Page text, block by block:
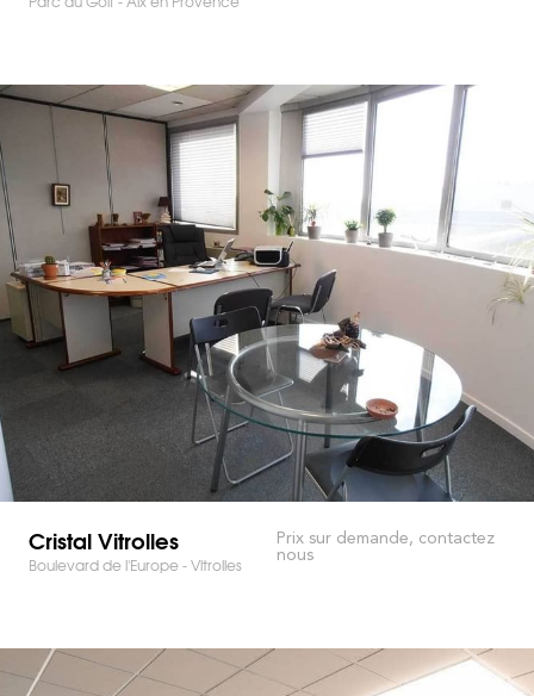
Cristal Vitrolles
Boulevard de l'Europe - Vitrolles
Prix sur demande, contactez
nous